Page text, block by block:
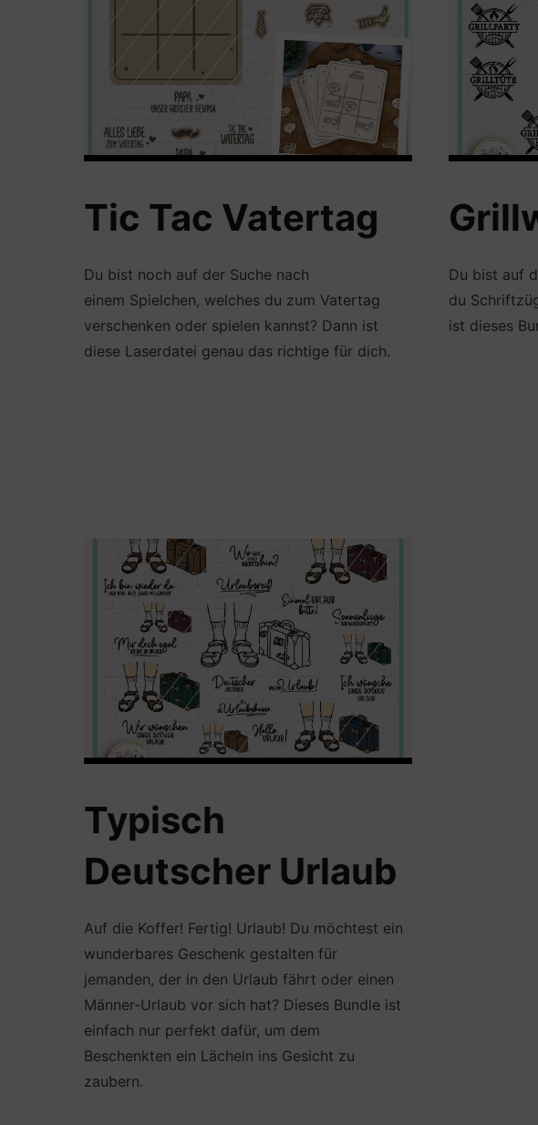
Tic Tac Vatertag
Du bist noch auf der Suche nach
einem Spielchen, welches du zum Vatertag
verschenken oder spielen kannst? Dann ist
diese Laserdatei genau das richtige für dich.
Du bist auf
du
ist dieses
Typisch
Deutscher Urlaub
Auf die Koffer! Fertig! Urlaub! Du möchtest ein
wunderbares Geschenk gestalten für
jemanden, der in den Urlaub fährt oder einen
Männer-Urlaub vor sich hat? Dieses Bundle ist
einfach nur perfekt dafür, um dem
Beschenkten ein Lächeln ins Gesicht zu
zaubern.